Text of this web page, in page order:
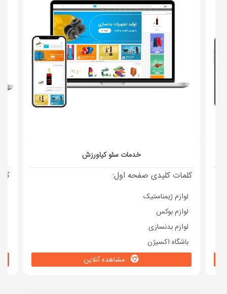
خدمات سئو کیاورزش
کلمات کلیدی صفحه اول:
لوازم ژیمناستیک
لوازم بوکس
لوازم بدنسازی
باشگاه اکسیژن
مشاهده آنلاین